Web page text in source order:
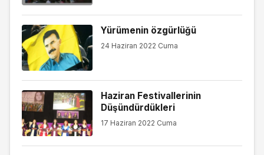
Yürümenin özgürlüğü
24 Haziran 2022 Cuma
Haziran Festivallerinin
Düşündürdükleri
17 Haziran 2022 Cuma